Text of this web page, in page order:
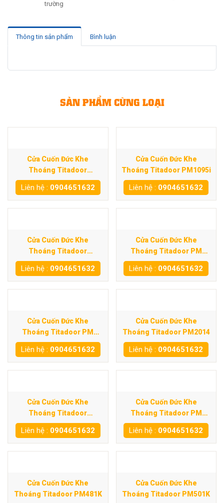
trường
Thông tin sản phẩm Bình luận
SẢN PHẨM CÙNG LOẠI
Cửa Cuốn Đức Khe
Thoáng Titadoor
PM1060S
Liên hệ : 0904651632
Cửa Cuốn Đức Khe
Thoáng Titadoor PM1095i
Liên hệ : 0904651632
Cửa Cuốn Đức Khe
Thoáng Titadoor
PM1020S
Liên hệ : 0904651632
Cửa Cuốn Đức Khe
Thoáng Titadoor PM
500SC
Liên hệ : 0904651632
Cửa Cuốn Đức Khe
Thoáng Titadoor PM
600SE
Liên hệ : 0904651632
Cửa Cuốn Đức Khe
Thoáng Titadoor PM2014
Liên hệ : 0904651632
Cửa Cuốn Đức Khe
Thoáng Titadoor
PM800SD
Liên hệ : 0904651632
Cửa Cuốn Đức Khe
Thoáng Titadoor PM
960ST
Liên hệ : 0904651632
Cửa Cuốn Đức Khe
Thoáng Titadoor PM481K
Cửa Cuốn Đức Khe
Thoáng Titadoor PM501K